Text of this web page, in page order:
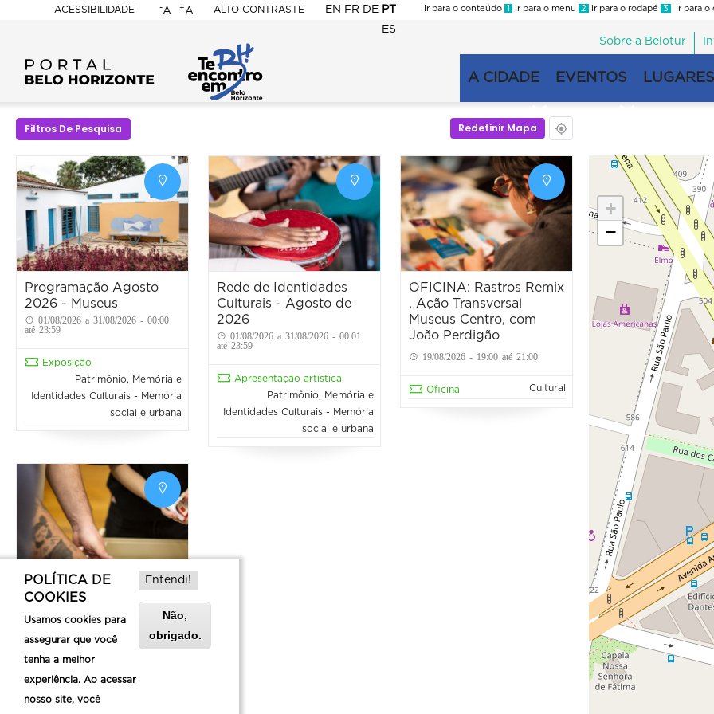
ACESSIBILIDADE
BELO
HORIZONTE
-A +A ALTO CONTRASTE EN FR DE PT
ES
Ir para o conteúdo 1 Ir para o menu 2 Ir para o rodapé 3 Ir para o
Menu
second
Sobre a Belotur
principal
A CIDADE EVENTOS
Filtros De Pesquisa Redefinir Mapa
Programação Agosto
2026 - Museus
01/08/2026 a 31/08/2026 - 00:00
até 23:59
Exposição
Patrimônio, Memória e
Identidades Culturais - Memória
social e urbana
Rede de Identidades
Culturais - Agosto de
2026
01/08/2026 a 31/08/2026 - 00:01
até 23:59
Apresentação artística
Patrimônio, Memória e
Identidades Culturais - Memória
social e urbana
OFICINA: Rastros Remix
. Ação Transversal
Museus Centro, com
João Perdigão
19/08/2026 - 19:00 até 21:00
Oficina Cultural
Oficina de Flipbook:
29/08/2026 - 10:00 até 12:00
Oficina
+
−
POLÍTICA DE
COOKIES
Usamos cookies para
assegurar que você
tenha a melhor
experiência. Ao acessar
nosso site, você
Entendi!
Não,
obrigado.